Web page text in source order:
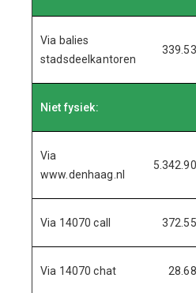
Via balies
stadsdeelkantoren
Niet fysiek:
Via
www.denhaag.nl
Via 14070 call
Via 14070 chat